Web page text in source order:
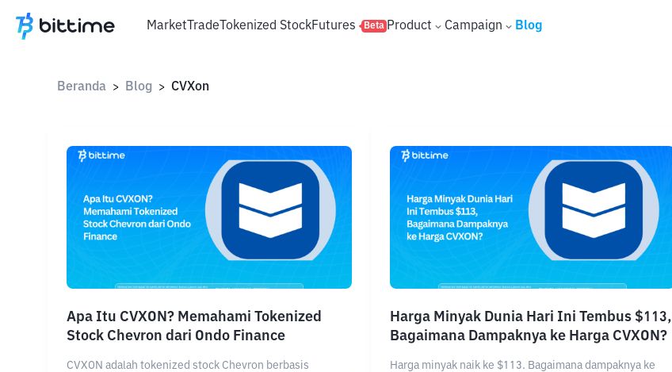
MarketTradeTokenized StockFutures Beta Product Campaign Blog
Beranda > Blog > CVXon
Apa Itu CVXON? Memahami Tokenized
Stock Chevron dari Ondo Finance
CVXON adalah tokenized stock Chevron berbasis
Harga Minyak Dunia Hari Ini Tembus $113,
Bagaimana Dampaknya ke Harga CVXON?
Harga minyak naik ke $113. Bagaimana dampaknya ke